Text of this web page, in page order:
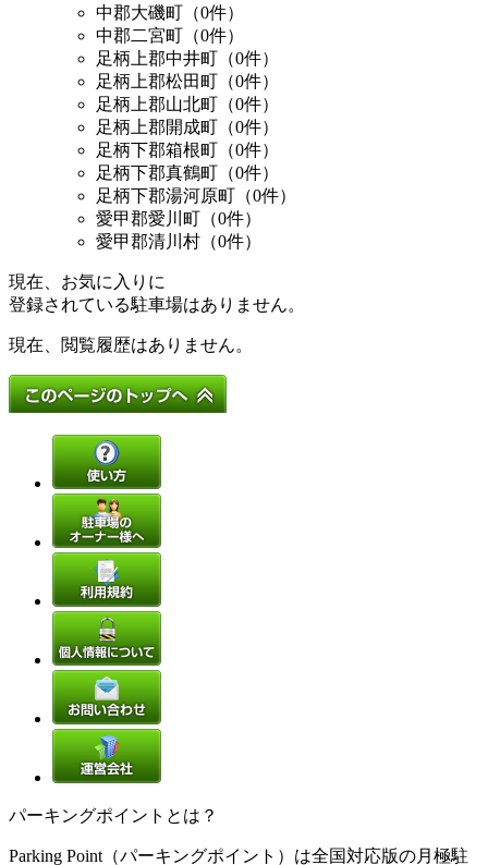
中郡大磯町（0件）
中郡二宮町（0件）
足柄上郡中井町（0件）
足柄上郡松田町（0件）
足柄上郡山北町（0件）
足柄上郡開成町（0件）
足柄下郡箱根町（0件）
足柄下郡真鶴町（0件）
足柄下郡湯河原町（0件）
愛甲郡愛川町（0件）
愛甲郡清川村（0件）
現在、お気に入りに
登録されている駐車場はありません。
現在、閲覧履歴はありません。
パーキングポイントとは？
Parking Point（パーキングポイント）は全国対応版の月極駐